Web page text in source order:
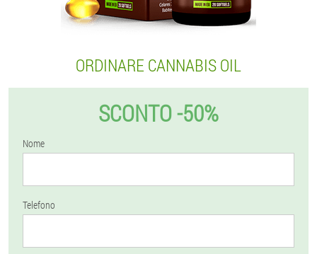
ORDINARE CANNABIS OIL
SCONTO -50%
Nome
Telefono